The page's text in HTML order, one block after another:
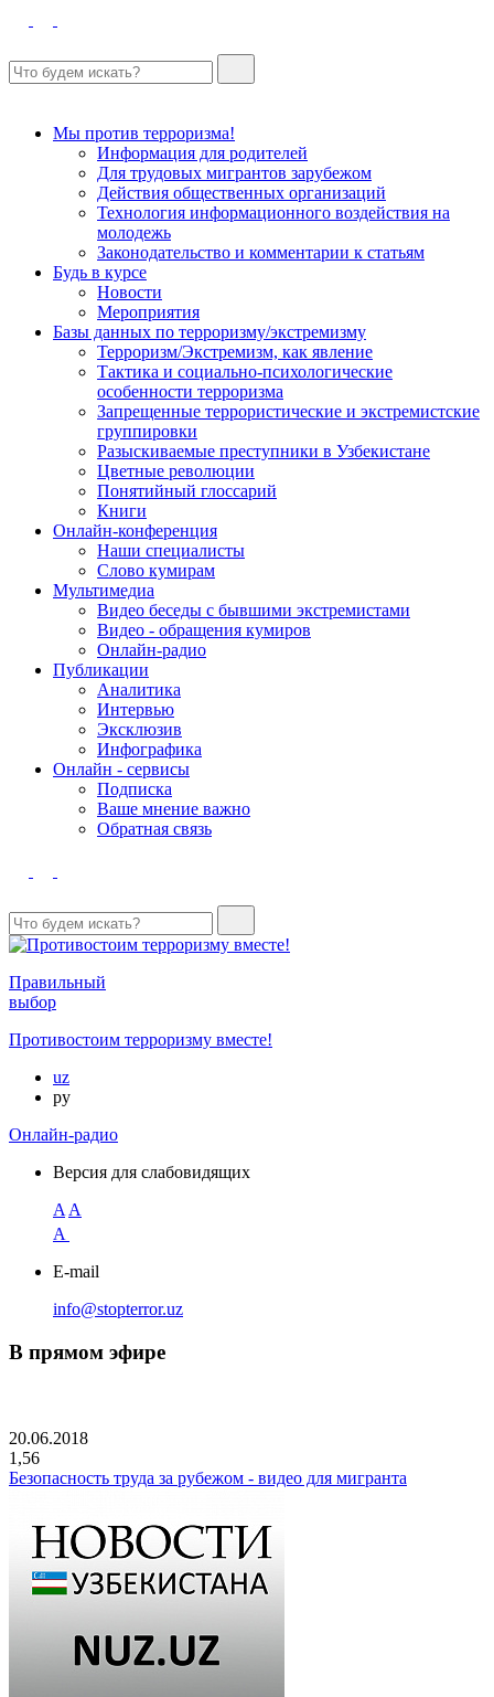
Мы против терроризма!
Информация для родителей
Для трудовых мигрантов зарубежом
Действия общественных организаций
Технология информационного воздействия на
молодежь
Законодательство и комментарии к статьям
Будь в курсе
Новости
Мероприятия
Базы данных по терроризму/экстремизму
Терроризм/Экстремизм, как явление
Тактика и социально-психологические
особенности терроризма
Запрещенные террористические и экстремистские
группировки
Разыскиваемые преступники в Узбекистане
Цветные революции
Понятийный глоссарий
Книги
Онлайн-конференция
Наши специалисты
Слово кумирам
Мультимедиа
Видео беседы с бывшими экстремистами
Видео - обращения кумиров
Онлайн-радио
Публикации
Аналитика
Интервью
Эксклюзив
Инфографика
Онлайн - сервисы
Подписка
Ваше мнение важно
Обратная связь
Правильный
выбор
Противостоим терроризму вместе!
uz
ру
Онлайн-радио
Версия для слабовидящих
A A
A
E-mail
info@stopterror.uz
В прямом эфире
20.06.2018
1,56
Безопасность труда за рубежом - видео для мигранта